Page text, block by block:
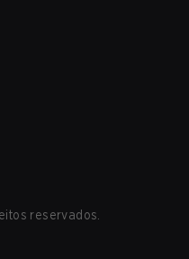
reservados.